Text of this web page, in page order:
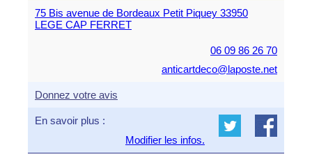
75 Bis avenue de Bordeaux Petit Piquey 33950
LEGE CAP FERRET
06 09 86 26 70
anticartdeco@laposte.net
Donnez votre avis
En savoir plus :
Modifier les infos.